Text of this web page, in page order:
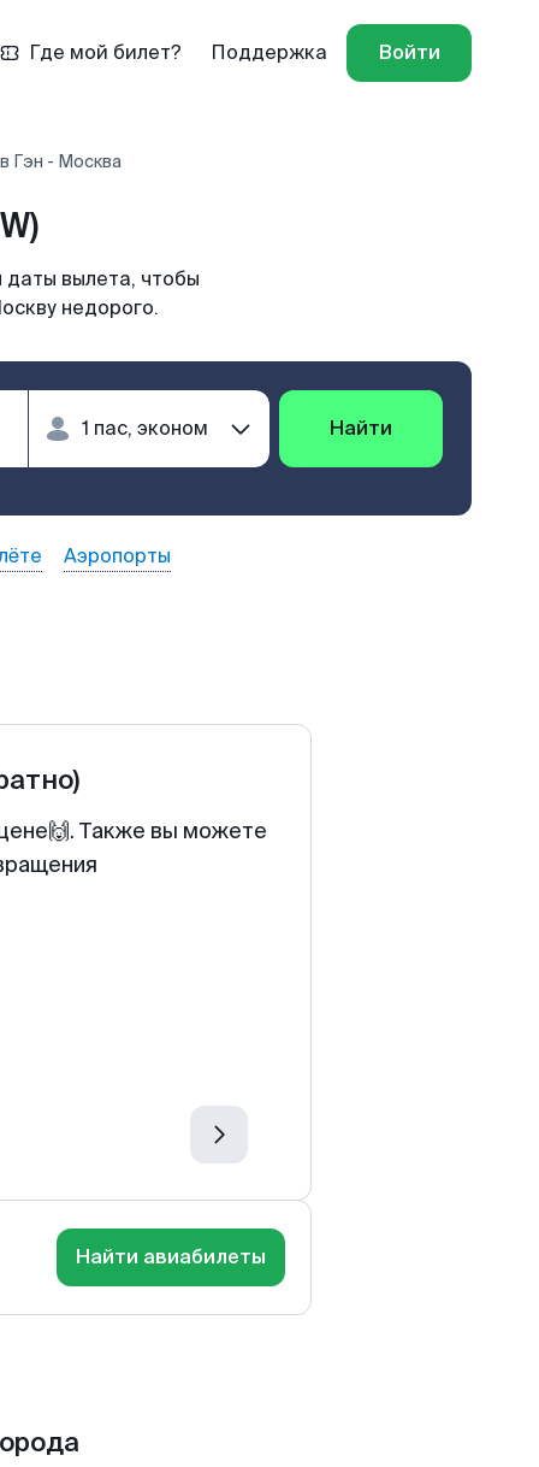
Где мой билет? Поддержка Войти
Гэн - Москва
вылета, чтобы
недорого.
Найти
Аэропорты
Также вы можете
Найти авиабилеты